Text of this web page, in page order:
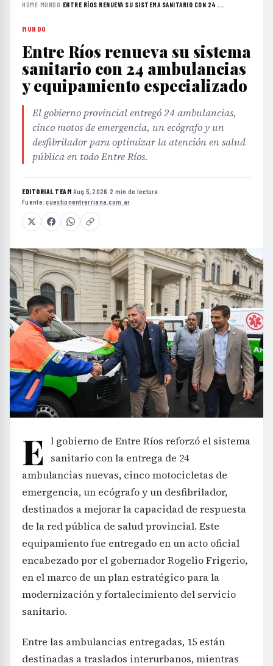
HOME›MUNDO› ENTRE RÍOS RENUEVA SU SISTEMA SANITARIO CON 24 ...
MUNDO
Entre Ríos renueva su sistema
sanitario con 24 ambulancias
y equipamiento especializado
El gobierno provincial entregó 24 ambulancias,
cinco motos de emergencia, un ecógrafo y un
desfibrilador para optimizar la atención en salud
pública en todo Entre Ríos.
EDITORIAL TEAM·Aug 5, 2026 ·2 min de lectura ·
Fuente:cuestionentrerriana.com.ar
E l gobierno de Entre Ríos reforzó el sistema
sanitario con la entrega de 24
ambulancias nuevas, cinco motocicletas de
emergencia, un ecógrafo y un desfibrilador,
destinados a mejorar la capacidad de respuesta
de la red pública de salud provincial. Este
equipamiento fue entregado en un acto oficial
encabezado por el gobernador Rogelio Frigerio,
en el marco de un plan estratégico para la
modernización y fortalecimiento del servicio
sanitario.
Entre las ambulancias entregadas, 15 están
destinadas a traslados interurbanos, mientras